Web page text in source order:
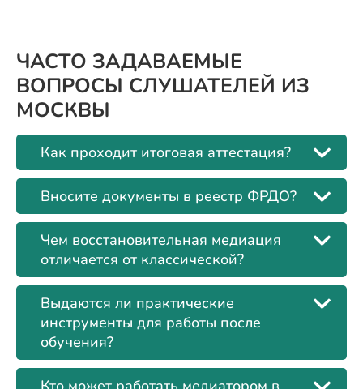
ЧАСТО ЗАДАВАЕМЫЕ
ВОПРОСЫ СЛУШАТЕЛЕЙ ИЗ
МОСКВЫ
Как проходит итоговая аттестация?
Вносите документы в реестр ФРДО?
Чем восстановительная медиация
отличается от классической?
Выдаются ли практические
инструменты для работы после
обучения?